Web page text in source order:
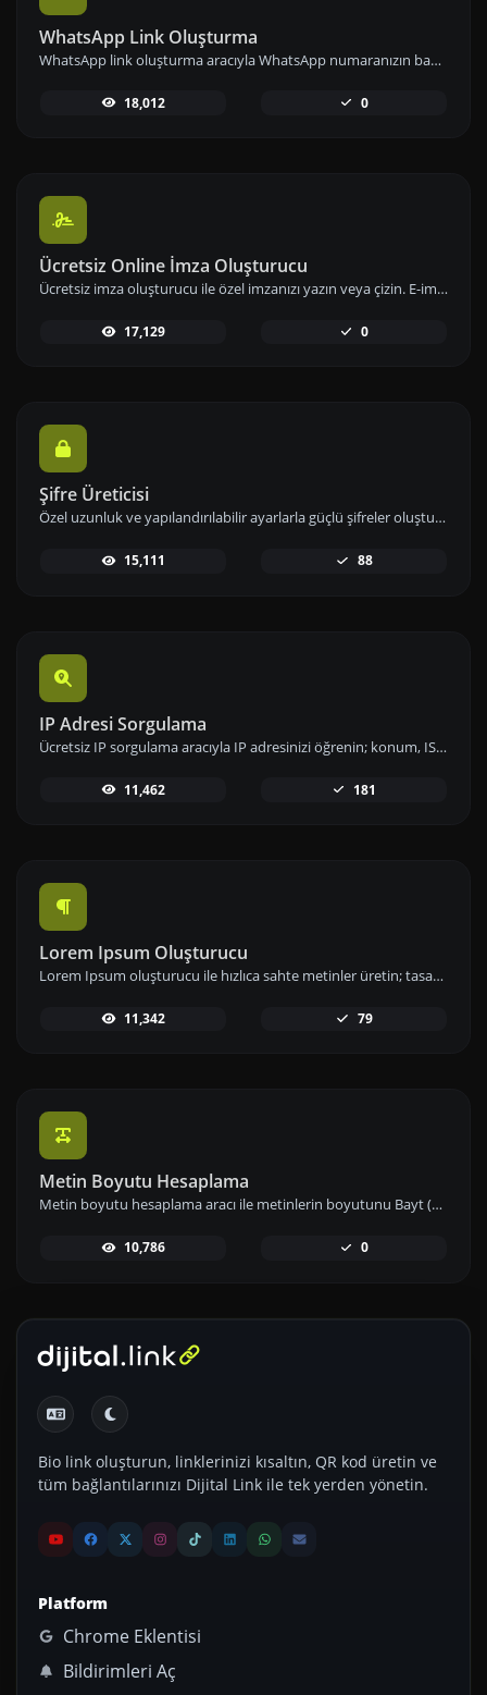
WhatsApp Link Oluşturma
WhatsApp link oluşturma aracıyla WhatsApp numaranızın bağlantısını önceden tanımlanmış mesajlarla paylaşarak iletişimi kolaylaştırın.
18,012 0
Ücretsiz Online İmza Oluşturucu
Ücretsiz imza oluşturucu ile özel imzanızı yazın veya çizin. E-imzanızı hızlıca oluşturup indirerek dijital imzanızı hemen kullanıma alabilirsiniz.
17,129 0
Şifre Üreticisi
Özel uzunluk ve yapılandırılabilir ayarlarla güçlü şifreler oluşturun. Sayılar, semboller, küçük ve büyük harf kombinasyonlarını kullanarak şifre güvenliğini artırın.
15,111 88
IP Adresi Sorgulama
Ücretsiz IP sorgulama aracıyla IP adresinizi öğrenin; konum, ISP ve ağ bilgileri gibi detaylara hızlıca erişip analizlerinizi gerçekleştirin.
11,462 181
Lorem Ipsum Oluşturucu
Lorem Ipsum oluşturucu ile hızlıca sahte metinler üretin; tasarımlarınızda ve projelerinizde örnek içerik olarak kullanın.
11,342 79
Metin Boyutu Hesaplama
Metin boyutu hesaplama aracı ile metinlerin boyutunu Bayt (B), Kilobayt (KB) veya Megabayt (MB) cinsinden anında hesaplayın ve veri kullanımınızı etkin biçimde yönetin.
10,786 0
Bio link oluşturun, linklerinizi kısaltın, QR kod üretin ve
tüm bağlantılarınızı Dijital Link ile tek yerden yönetin.
Platform
Chrome Eklentisi
Bildirimleri Aç